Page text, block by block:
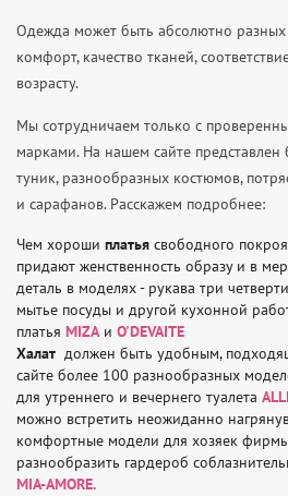
Одежда может быть абсолютно
комфорт, качество тканей,
возрасту.
Мы сотрудничаем только с
марками. На нашем сайте
туник, разнообразных костюмов,
и сарафанов. Расскажем подробнее:
Чем хороши платья свободного
придают женственность образу и в
деталь в моделях - рукава три
мытье посуды и другой кухонной
платья MIZAи O'DEVAITE
Халат должен быть удобным,
сайте более 100 разнообразных
для утреннего и вечернего туалета
можно встретить неожиданно
комфортные модели для хозяек
разнообразить гардероб
MIA-AMORE.